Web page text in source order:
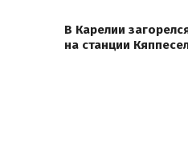
В Карелии
на станции